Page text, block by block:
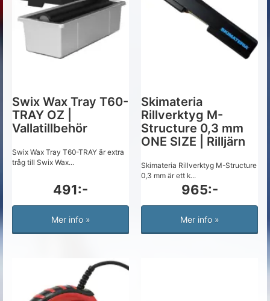
Swix Wax Tray T60-
TRAY OZ |
Vallatillbehör
Swix Wax Tray T60-TRAY är extra
tråg till Swix Wax...
491:-
Mer info »
Skimateria
Rillverktyg M-
Structure 0,3 mm
ONE SIZE | Rilljärn
Skimateria Rillverktyg M-Structure
0,3 mm är ett k...
965:-
Mer info »